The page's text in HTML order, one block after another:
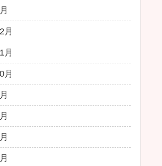
月
月
月